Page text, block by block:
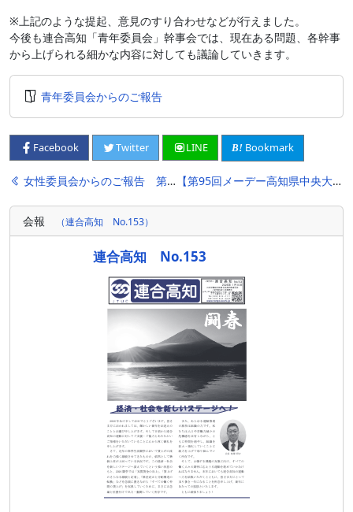
※上記のような提起、意見のすり合わせなどが行えました。
今後も連合高知「青年委員会」幹事会では、現在ある問題、各幹事
から上げられる細かな内容に対しても議論していきます。
青年委員会からのご報告
Facebook Twitter LINE Bookmark
投
稿
ナ
女性委員会からのご報告 第2回幹事会開催 【第95回メーデー高知県中央大会】
会報 （連合高知 No.153）
連合高知 No.153